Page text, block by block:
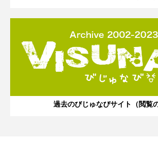
過去のびじゅなびサイト（閲覧の